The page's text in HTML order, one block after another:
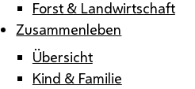
Forst & Landwirtschaft
Zusammenleben
Übersicht
Kind & Familie